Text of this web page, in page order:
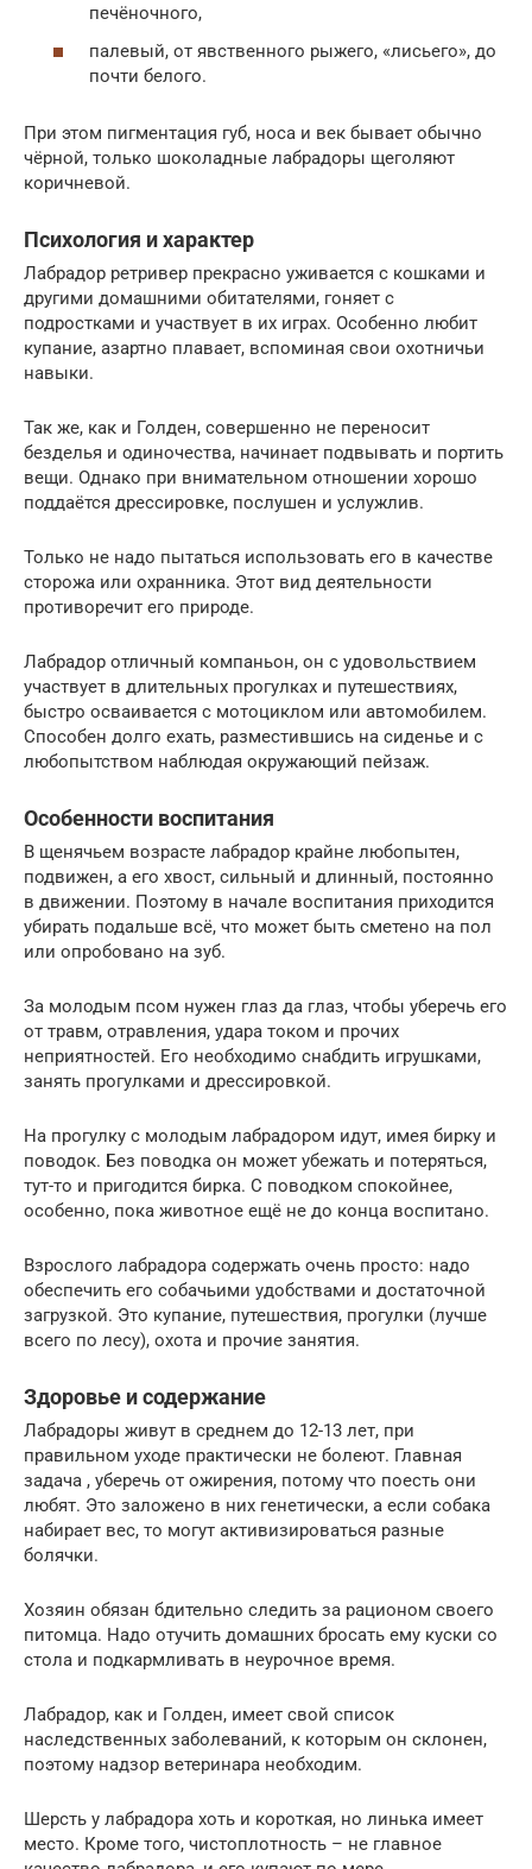
печёночного,
палевый, от явственного рыжего, «лисьего», до
почти белого.
При этом пигментация губ, носа и век бывает обычно
чёрной, только шоколадные лабрадоры щеголяют
коричневой.
Психология и характер
Лабрадор ретривер прекрасно уживается с кошками и
другими домашними обитателями, гоняет с
подростками и участвует в их играх. Особенно любит
купание, азартно плавает, вспоминая свои охотничьи
навыки.
Так же, как и Голден, совершенно не переносит
безделья и одиночества, начинает подвывать и портить
вещи. Однако при внимательном отношении хорошо
поддаётся дрессировке, послушен и услужлив.
Только не надо пытаться использовать его в качестве
сторожа или охранника. Этот вид деятельности
противоречит его природе.
Лабрадор отличный компаньон, он с удовольствием
участвует в длительных прогулках и путешествиях,
быстро осваивается с мотоциклом или автомобилем.
Способен долго ехать, разместившись на сиденье и с
любопытством наблюдая окружающий пейзаж.
Особенности воспитания
В щенячьем возрасте лабрадор крайне любопытен,
подвижен, а его хвост, сильный и длинный, постоянно
в движении. Поэтому в начале воспитания приходится
убирать подальше всё, что может быть сметено на пол
или опробовано на зуб.
За молодым псом нужен глаз да глаз, чтобы уберечь его
от травм, отравления, удара током и прочих
неприятностей. Его необходимо снабдить игрушками,
занять прогулками и дрессировкой.
На прогулку с молодым лабрадором идут, имея бирку и
поводок. Без поводка он может убежать и потеряться,
тут-то и пригодится бирка. С поводком спокойнее,
особенно, пока животное ещё не до конца воспитано.
Взрослого лабрадора содержать очень просто: надо
обеспечить его собачьими удобствами и достаточной
загрузкой. Это купание, путешествия, прогулки (лучше
всего по лесу), охота и прочие занятия.
Здоровье и содержание
Лабрадоры живут в среднем до 12-13 лет, при
правильном уходе практически не болеют. Главная
задача , уберечь от ожирения, потому что поесть они
любят. Это заложено в них генетически, а если собака
набирает вес, то могут активизироваться разные
болячки.
Хозяин обязан бдительно следить за рационом своего
питомца. Надо отучить домашних бросать ему куски со
стола и подкармливать в неурочное время.
Лабрадор, как и Голден, имеет свой список
наследственных заболеваний, к которым он склонен,
поэтому надзор ветеринара необходим.
Шерсть у лабрадора хоть и короткая, но линька имеет
место. Кроме того, чистоплотность – не главное